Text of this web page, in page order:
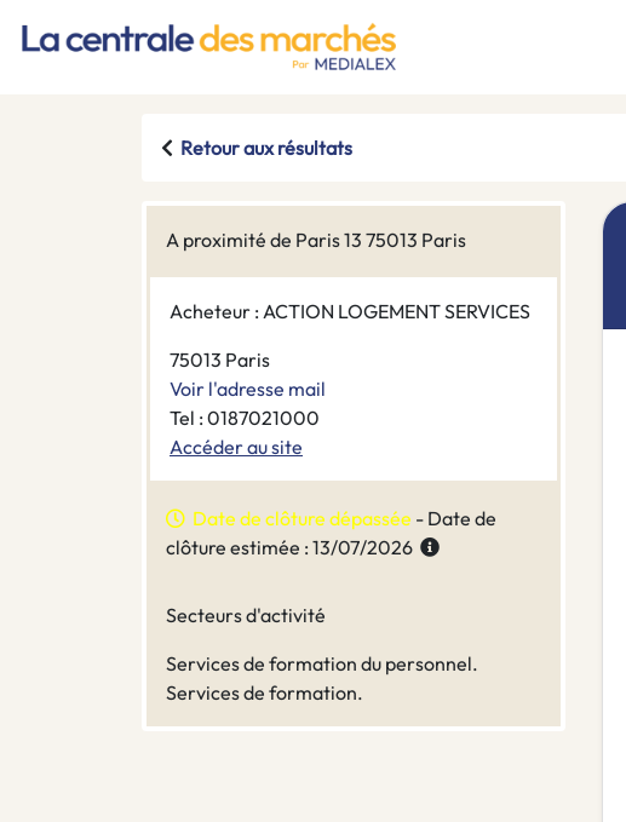
Retour aux résultats
A proximité de Paris 13 75013 Paris
Acheteur : ACTION LOGEMENT SERVICES
75013 Paris
Voir l'adresse mail
Tel : 0187021000
Accéder au site
Date de clôture dépassée - Date de
clôture estimée : 13/07/2026
Secteurs d'activité
Services de formation du personnel.
Services de formation.